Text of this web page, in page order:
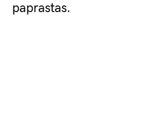
paprastas.